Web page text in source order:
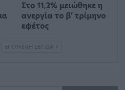
Στο 11,2% μειώθηκε η
ανεργία το β’ τρίμηνο
εφέτος
ΕΠΌΜΕΝΗ ΣΕΛΊΔΑ